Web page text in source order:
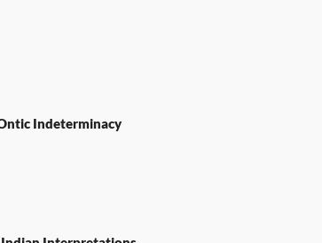
Indeterminacy